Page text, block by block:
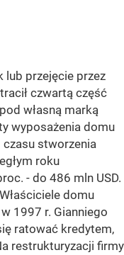
lub przejęcie przez
czwartą część
własną marką
wyposażenia domu
czasu stworzenia
roku
- do 486 mln USD.
domu
1997 r. Gianniego
ratować kredytem,
restrukturyzacji firmy